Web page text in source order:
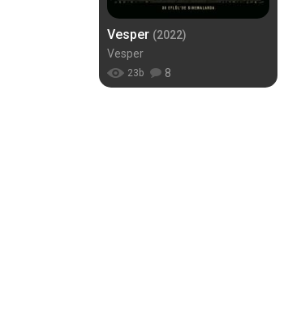
Vesper (2022)
Vesper
23 b 8